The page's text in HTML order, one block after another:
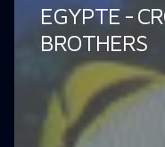
EGYPTE -
BROTHERS